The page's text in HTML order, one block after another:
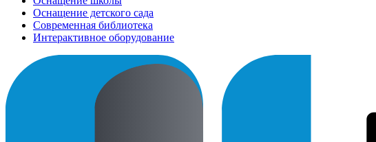
Оснащение детского сада
Современная библиотека
Интерактивное оборудование